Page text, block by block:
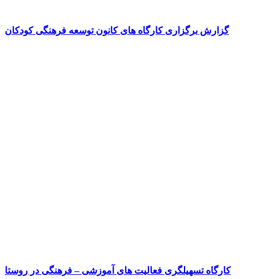
گزارش برگزاری کارگاه های کانون توسعه فرهنگی کودکان
کارگاه تسهیلگری فعالیت های آموزشی – فرهنگی در روستا